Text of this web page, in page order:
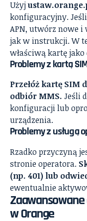
Użyj
konfiguracyjny.
APN, utwórz nowe i
jak w instrukcji. W
właściwą kartę
Problemy z kartą
Przełóż kartę SIM
odbiór MMS. Jeśli
konfiguracji lub
urządzenia.
Problemy z usługą
Rzadko przyczyną
stronie operatora.
(np. 401) lub
ewentualnie
w Orange